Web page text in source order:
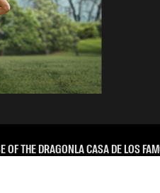
OF THE DRAGONLA CASA DE LOS